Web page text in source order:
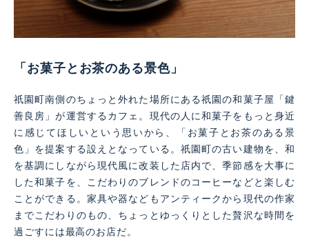
「お菓子とお茶のある景色」
祇園町南側のちょっと外れた場所にある祇園の和菓子屋「鍵
善良房」が運営するカフェ。現代の人に和菓子をもっと身近
に感じてほしいという思いから、「お菓子とお茶のある景
色」を提案する設えとなっている。祇園町の古い建物を、和
を基調にしながら現代風に改装した店内で、季節感を大事に
した和菓子を、こだわりのブレンドのコーヒーなどと楽しむ
ことができる。家具や器などもアンティークから現代の作家
までこだわりのもの、ちょっとゆっくりとした贅沢な時間を
過ごすには最高のお店だ。